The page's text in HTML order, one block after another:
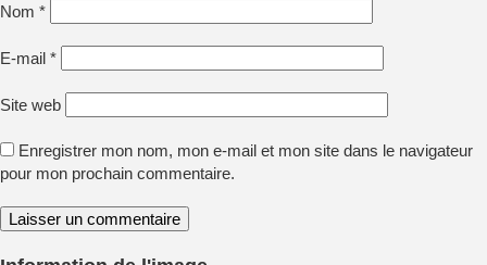
Nom *
E-mail *
Site web
Enregistrer mon nom, mon e-mail et mon site dans le navigateur
pour mon prochain commentaire.